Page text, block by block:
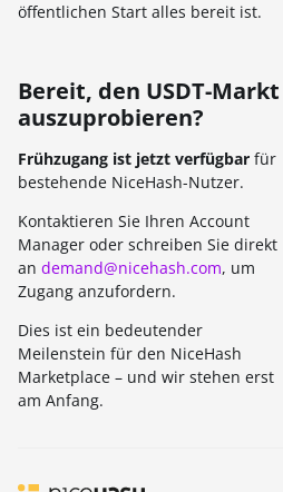
öffentlichen Start alles bereit ist.
Bereit, den USDT-Markt
auszuprobieren?
Frühzugang ist jetzt verfügbar für
bestehende NiceHash-Nutzer.
Kontaktieren Sie Ihren Account
Manager oder schreiben Sie direkt
an demand@nicehash.com, um
Zugang anzufordern.
Dies ist ein bedeutender
Meilenstein für den NiceHash
Marketplace – und wir stehen erst
am Anfang.